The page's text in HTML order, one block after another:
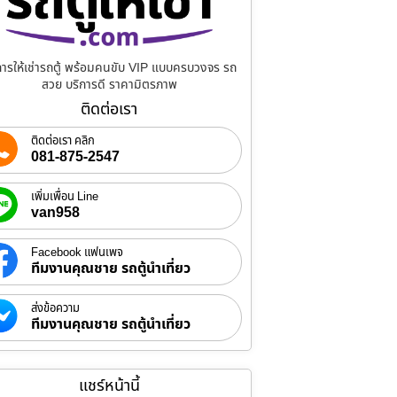
รให้เช่ารถตู้ พร้อมคนขับ VIP แบบครบวงจร รถ
สวย บริการดี ราคามิตรภาพ
ติดต่อเรา
ติดต่อเรา คลิก
081-875-2547
เพิ่มเพื่อน Line
van958
Facebook แฟนเพจ
ทีมงานคุณชาย รถตู้นำเที่ยว
ส่งข้อความ
ทีมงานคุณชาย รถตู้นำเที่ยว
แชร์หน้านี้